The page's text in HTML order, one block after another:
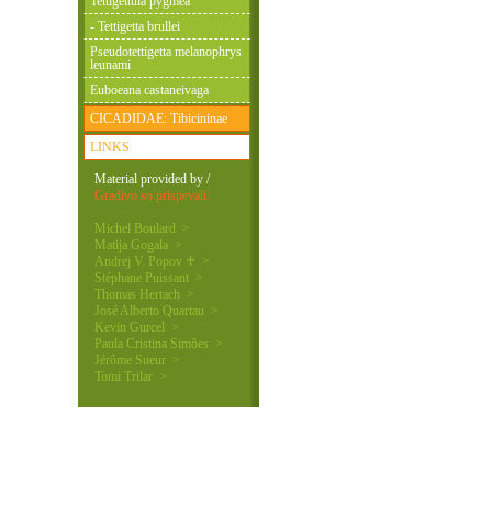
- Tettigetta brullei
Pseudotettigetta melanophrys
leunami
Euboeana castaneivaga
CICADIDAE: Tibicininae
LINKS
Material provided by /
Gradivo so prispevali:
Michel Boulard >
Matija Gogala >
Andrej V. Popov ♰ >
Stéphane Puissant >
Thomas Hertach >
José Alberto Quartau >
Kevin Gurcel >
Paula Cristina Simões >
Jérôme Sueur >
Tomi Trilar >